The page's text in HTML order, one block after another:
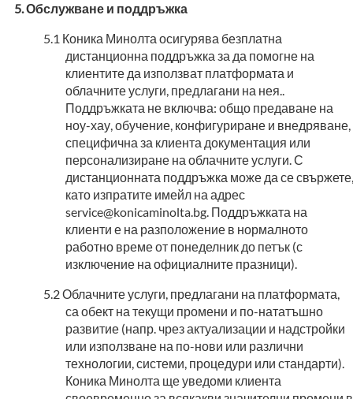
Обслужване и поддръжка
Коника Минолта осигурява безплатна
дистанционна поддръжка за да помогне на
клиентите да използват платформата и
облачните услуги, предлагани на нея..
Поддръжката не включва: общо предаване на
ноу-хау, обучение, конфигуриране и внедряване,
специфична за клиента документация или
персонализиране на облачните услуги. С
дистанционната поддръжка може да се свържете,
като изпратите имейл на адрес
service@konicaminolta.bg. Поддръжката на
клиенти е на разположение в нормалното
работно време от понеделник до петък (с
изключение на официалните празници).
Облачните услуги, предлагани на платформата,
са обект на текущи промени и по-нататъшно
развитие (напр. чрез актуализации и надстройки
или използване на по-нови или различни
технологии, системи, процедури или стандарти).
Коника Минолта ще уведоми клиента